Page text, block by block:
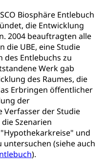
Biosphäre Entlebuch
die Entwicklung
2004 beauftragten alle
die UBE, eine Studie
des Entlebuchs zu
Werk gab
des Raumes, die
Erbringen öffentlicher
der
Verfasser der Studie
Szenarien
und
untersuchen (siehe auch
).
Vermittlung
Filmförderung
Bahnverkehr,
Luzern VVL
Luzern Mobil
Seeschifffahrt,